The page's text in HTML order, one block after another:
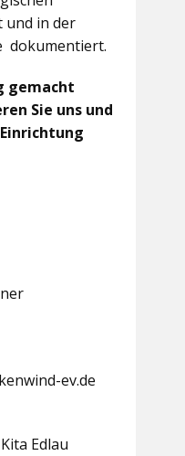
und in der
dokumentiert.
gemacht
Sie uns und
ev.de
Edlau